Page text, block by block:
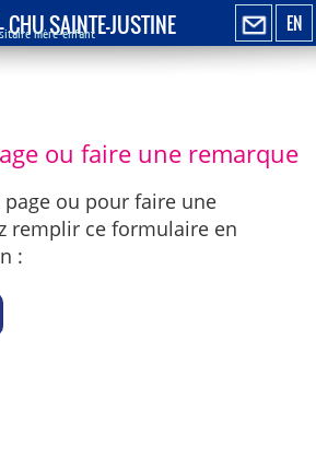
EN
CHU SAINTE-JUSTINE
mère-enfant
ou faire une remarque
ou pour faire une
remplir ce formulaire en
: